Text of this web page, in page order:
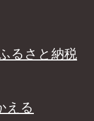
るさと納税
える